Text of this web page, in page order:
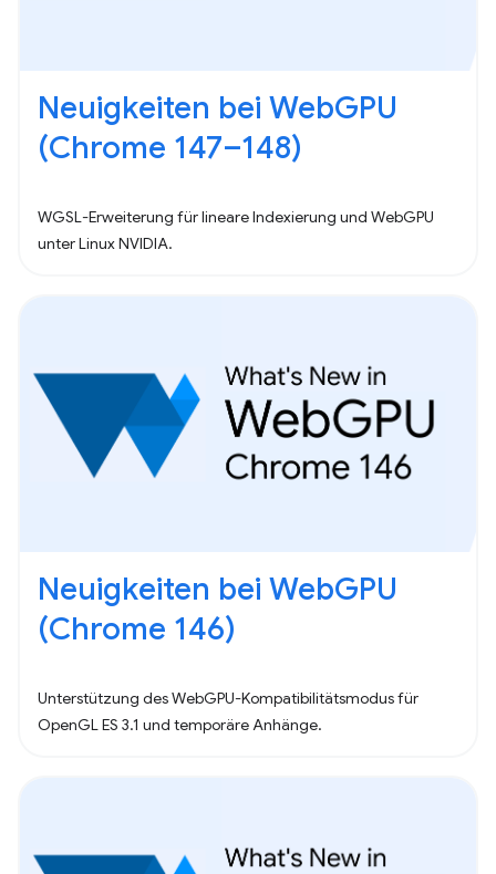
Neuigkeiten bei WebGPU
(Chrome 147–148)
WGSL-Erweiterung für lineare Indexierung und WebGPU
unter Linux NVIDIA.
Neuigkeiten bei WebGPU
(Chrome 146)
Unterstützung des WebGPU-Kompatibilitätsmodus für
OpenGL ES 3.1 und temporäre Anhänge.